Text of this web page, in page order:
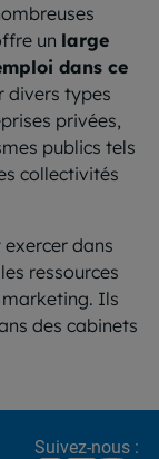
un large
dans ce
divers types
privées,
publics tels
collectivités
dans
ressources
Ils
des cabinets
Suivez-nous :